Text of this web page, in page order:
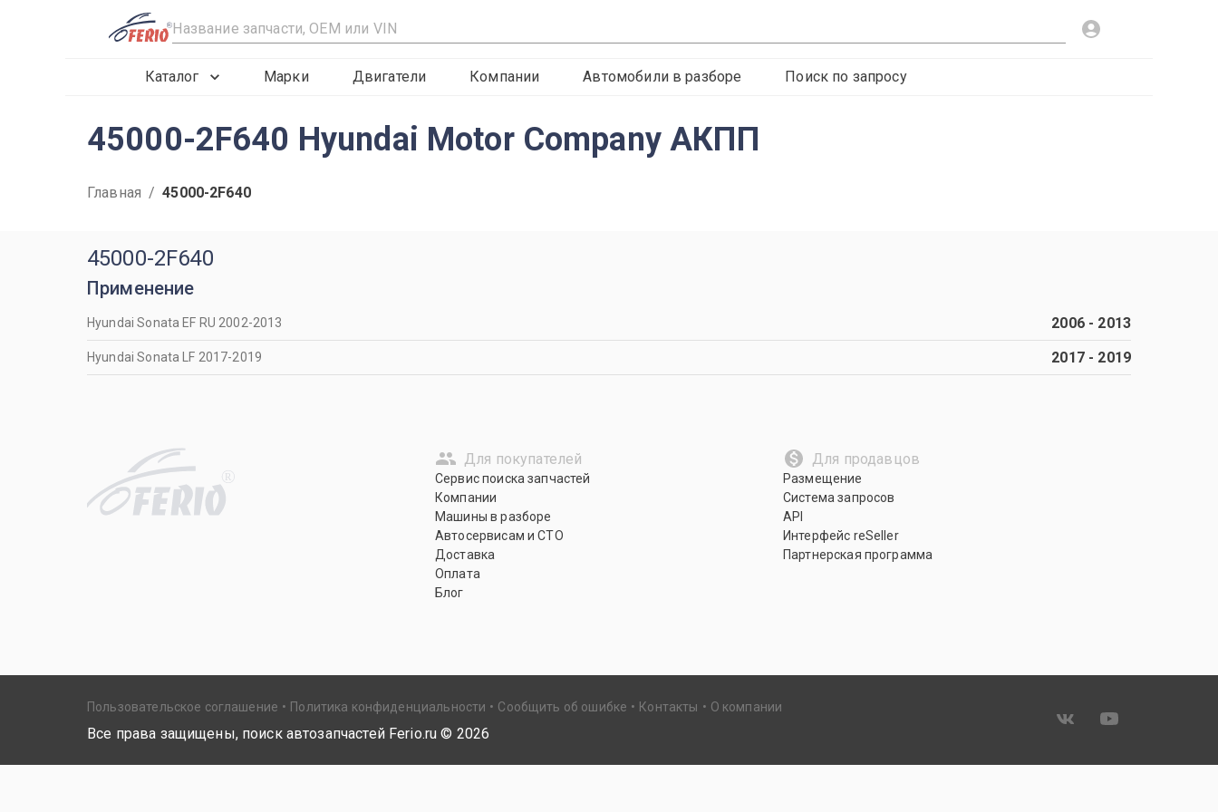
R
Каталог Марки Двигатели Компании Автомобили в разборе Поиск по запросу
45000-2F640 Hyundai Motor Company АКПП
Главная / 45000-2F640
45000-2F640
Применение
Hyundai Sonata EF RU 2002-2013 2006- 2013
Hyundai Sonata LF 2017-2019 2017- 2019
R
Для покупателей
Сервис поиска запчастей
Компании
Машины в разборе
Автосервисам и СТО
Доставка
Оплата
Блог
Для продавцов
Размещение
Система запросов
API
Интерфейс reSeller
Партнерская программа
Пользовательское соглашение Политика конфиденциальности Сообщить об ошибке Контакты О компании
Все права защищены, поиск автозапчастей Ferio.ru © 2026